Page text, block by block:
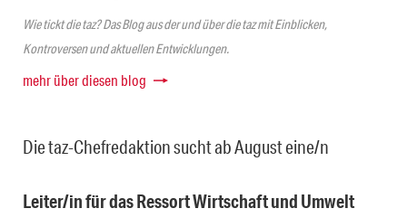
Wie tickt die taz? Das Blog aus der und über die taz mit Einblicken,
Kontroversen und aktuellen Entwicklungen.
mehr über diesen blog
Die taz-Chefredaktion sucht ab August eine/n
Leiter/in für das Ressort Wirtschaft und Umwelt